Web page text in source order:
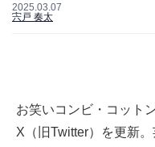
2025.03.07
宍戸 奏太
お笑いコンビ・コット
X（旧Twitter）を更新